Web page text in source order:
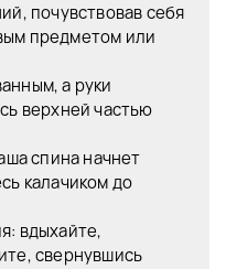
почувствовав себя
предметом или
а руки
верхней частью
спина начнет
калачиком до
вдыхайте,
свернувшись